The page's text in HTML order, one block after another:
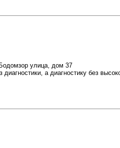
улица, дом 37
а диагностику без